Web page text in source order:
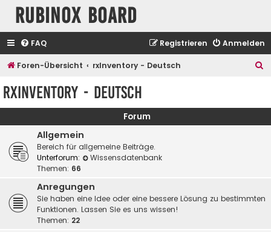
Rubinox Board
FAQ Anmelden
Registrieren
Foren-Übersicht rxInventory - Deutsch
e
rxInventory - Deutsch
Forum
Allgemein
Bereich für allgemeine Beiträge.
Unterforum:
Wissensdatenbank
Themen: 66
Anregungen
Sie haben eine Idee oder eine bessere Lösung zu bestimmten
Funktionen. Lassen Sie es uns wissen!
Themen: 22